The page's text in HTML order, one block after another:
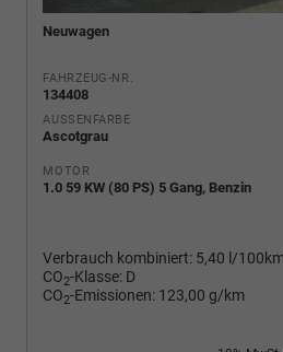
Neuwagen
FAHRZEUG-NR.
134408
AUSSENFARBE
Ascotgrau
MOTOR
1.0 59 KW (80 PS) 5 Gang, Benzin
Verbrauch kombiniert: 5,40 l/
CO2-Klasse: D
CO2-Emissionen: 123,00 g/km